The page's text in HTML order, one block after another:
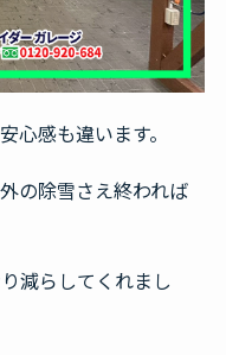
心感も違います。
の除雪さえ終われば
減らしてくれまし